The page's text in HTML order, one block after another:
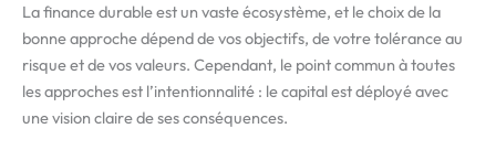
La finance durable est un vaste écosystème, et le choix de la
bonne approche dépend de vos objectifs, de votre tolérance au
risque et de vos valeurs. Cependant, le point commun à toutes
les approches est l’intentionnalité : le capital est déployé avec
une vision claire de ses conséquences.